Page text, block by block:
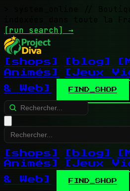
//
indexées dans toute la
[run search] →
[shops] [blog]
Animés]
[Jeux
& Web]
FIND_SHOP
[shops] [blog]
Animés]
[Jeux
& Web]
FIND_SHOP